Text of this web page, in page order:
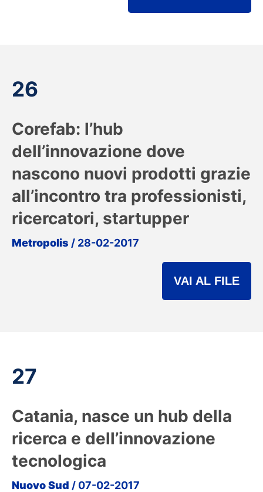
26
Corefab: l’hub
dell’innovazione dove
nascono nuovi prodotti grazie
all’incontro tra professionisti,
ricercatori, startupper
Metropolis / 28-02-2017
VAI AL FILE
27
Catania, nasce un hub della
ricerca e dell’innovazione
tecnologica
Nuovo Sud / 07-02-2017